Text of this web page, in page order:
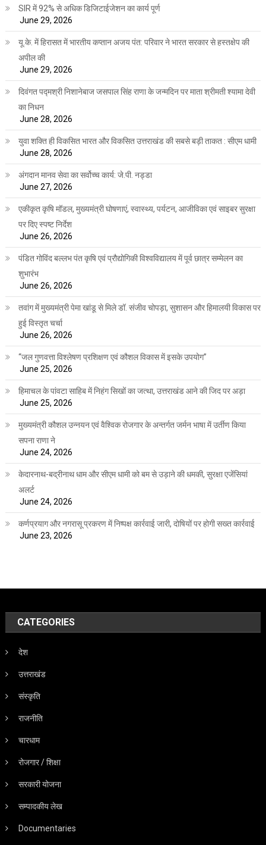
SIR में 92% से अधिक डिजिटाईजेशन का कार्य पूर्ण
June 29, 2026
यू.के. में हिरासत में भारतीय कप्तान अजय पंत: परिवार ने भारत सरकार से हस्तक्षेप की
अपील की
June 29, 2026
दिवंगत पद्मश्री निशानेबाज जसपाल सिंह राणा के जन्मदिन पर माता श्रीमती श्यामा देवी
का निधन
June 28, 2026
युवा शक्ति ही विकसित भारत और विकसित उत्तराखंड की सबसे बड़ी ताकत : सीएम धामी
June 28, 2026
अंगदान मानव सेवा का सर्वोच्च कार्य: जे.पी. नड्डा
June 27, 2026
एकीकृत कृषि मॉडल, मुख्यमंत्री घोषणाएं, स्वास्थ्य, पर्यटन, आजीविका एवं साइबर सुरक्षा
पर दिए स्पष्ट निर्देश
June 26, 2026
पंडित गोविंद बल्लभ पंत कृषि एवं प्रौद्योगिकी विश्वविद्यालय में पूर्व छात्र सम्मेलन का
शुभारंभ
June 26, 2026
तवांग में मुख्यमंत्री पेमा खांडू से मिले डॉ. संजीव चोपड़ा, सुशासन और हिमालयी विकास पर
हुई विस्तृत चर्चा
June 26, 2026
“जल गुणवत्ता विश्लेषण प्रशिक्षण एवं कौशल विकास में इसके उपयोग”
June 25, 2026
हिमाचल के पांवटा साहिब में निहंग सिखों का जत्था, उत्तराखंड आने की जिद पर अड़ा
June 25, 2026
मुख्यमंत्री कौशल उन्नयन एवं वैश्विक रोजगार के अन्तर्गत जर्मन भाषा में उर्तीण किया
सपना राणा ने
June 24, 2026
केदारनाथ-बद्रीनाथ धाम और सीएम धामी को बम से उड़ाने की धमकी, सुरक्षा एजेंसियां
अलर्ट
June 24, 2026
कर्णप्रयाग और नगरासू प्रकरण में निष्पक्ष कार्रवाई जारी, दोषियों पर होगी सख्त कार्रवाई
June 23, 2026
CATEGORIES
देश
उत्तराखंड
संस्कृति
राजनीति
चारधाम
रोजगार / शिक्षा
सरकारी योजना
सम्पादकीय लेख
Documentaries